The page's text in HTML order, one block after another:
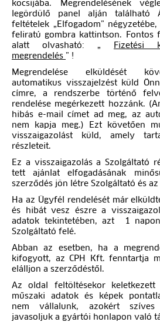
kocsijába. Megrendelésének
legördülő panel alján található
feltételek „Elfogadom”
feliratú gombra kattintson. Fontos
alatt olvasható: „
Fizetési
megrendelés ” !
Megrendelése elküldését
automatikus visszajelzést küld
címre, a rendszerbe történő
rendelése megérkezett hozzánk.
hibás e-mail címet ad meg, az
nem kapja meg.) Ezt követően
visszaigazolást küld, amely
részleteit.
Ez a visszaigazolás a Szolgáltató
tett ajánlat elfogadásának
szerződés jön létre Szolgáltató és
Ha az Ügyfél rendelését már
és hibát vesz észre a
adatok tekintetében, azt 1
Szolgáltató felé.
Abban az esetben, ha a
kifogyott, az CPH Kft. fenntartja
elálljon a szerződéstől.
Az oldal feltöltésekor keletkezett
műszaki adatok és képek
nem vállalunk, azokért szíves
javasoljuk a gyártói honlapon való